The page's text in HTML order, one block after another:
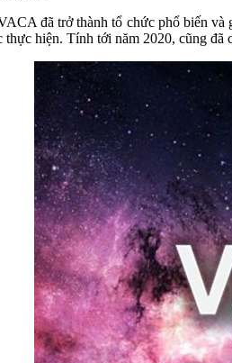
đã trở thành tổ chức phổ biến
thực hiện. Tính tới năm 2020, cũng